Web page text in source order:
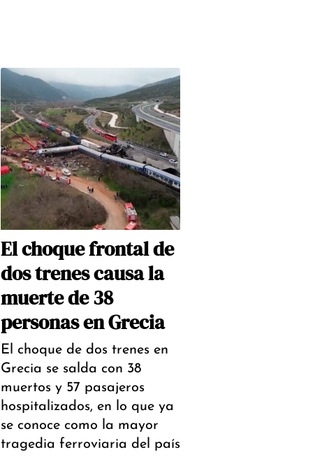
El choque frontal de
dos trenes causa la
muerte de 38
personas en Grecia
El choque de dos trenes en
Grecia se salda con 38
muertos y 57 pasajeros
hospitalizados, en lo que ya
se conoce como la mayor
tragedia ferroviaria del país